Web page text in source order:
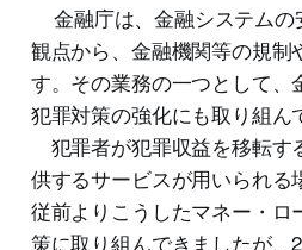
金融庁は、金融システムの
観点から、金融機関等の規制
す。その業務の一つとして、
犯罪対策の強化にも取り組ん
犯罪者が犯罪収益を移転す
供するサービスが用いられる
従前よりこうしたマネー・ロ
策に取り組んできましたが、